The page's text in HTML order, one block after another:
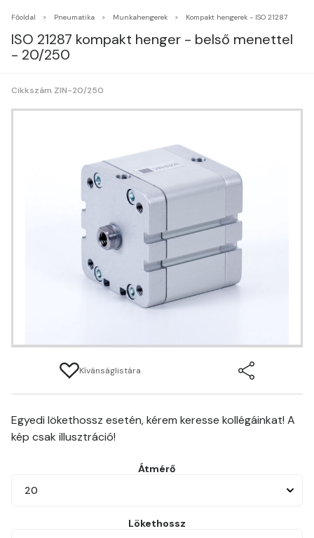
Főoldal Pneumatika Munkahengerek Kompakt hengerek - ISO 21287
ISO 21287 kompakt henger - belső menettel
- 20/250
Cikkszám ZIN-20/250
Kívánságlistára
Egyedi lökethossz esetén, kérem keresse kollégáinkat! A
kép csak illusztráció!
Átmérő
20
Lökethossz